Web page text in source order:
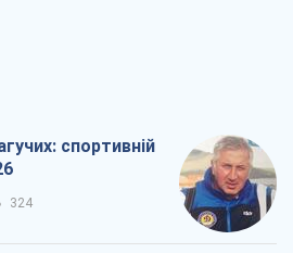
спортивній
324